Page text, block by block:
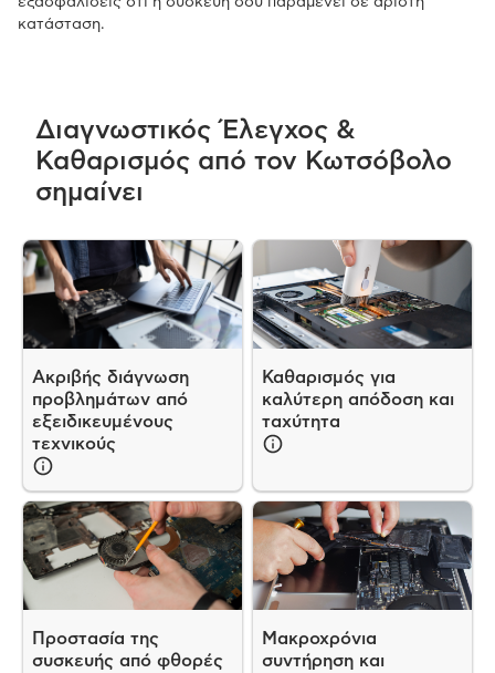
κατάσταση.
Διαγνωστικός Έλεγχος &
Καθαρισμός από τον Κωτσόβολο
σημαίνει
Ακριβής διάγνωση
προβλημάτων από
εξειδικευμένους
τεχνικούς
Καθαρισμός για
καλύτερη απόδοση και
ταχύτητα
Προστασία της
συσκευής από φθορές
Μακροχρόνια
συντήρηση και